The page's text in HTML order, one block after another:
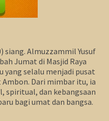
siang. Almuzzammil Yusuf
Jumat di Masjid Raya
yang selalu menjadi pusat
Dari mimbar itu, ia
spiritual, dan kebangsaan
bagi umat dan bangsa.